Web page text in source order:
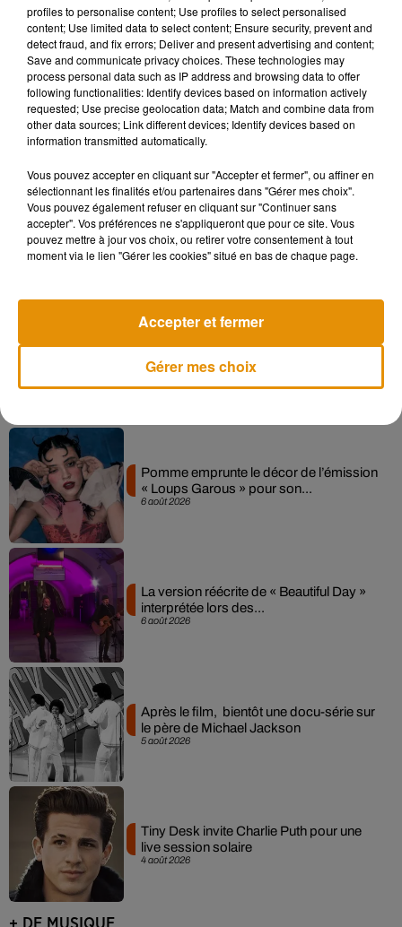
comment vas-tu ?’’(…)Il suggérait des rendez-vous, mais
comme par hasard, cela n’aboutissait jamais.À chaque fois
qu’il sentait que j’étais prêt à passer à autre chose, il trouvait
bizarrement le moyen de refaire surface :
un tag sur
unephotoInstagram, une invitation, un flirt par texto».
Musique
7 août 2026
Madonna sort enfin le remix de « Love
Sensation » avec Kylie Minogue
collaboration tant attendue
6 août 2026
Pomme emprunte le décor de l’émission
« Loups Garous » pour son...
6 août 2026
La version réécrite de « Beautiful Day »
interprétée lors des...
5 août 2026
Après le film, bientôt une docu-série sur
le père de Michael Jackson
4 août 2026
Tiny Desk invite Charlie Puth pour une
live session solaire
profiles to personalise content; Use profiles to select personalised
content; Use limited data to select content; Ensure security, prevent and
detect fraud, and fix errors; Deliver and present advertising and content;
Save and communicate privacy choices. These technologies may
process personal data such as IP address and browsing data to offer
following functionalities: Identify devices based on information actively
requested; Use precise geolocation data; Match and combine data from
other data sources; Link different devices; Identify devices based on
information transmitted automatically.
Vous pouvez accepter en cliquant sur "Accepter et fermer", ou affiner en
sélectionnant les finalités et/ou partenaires dans "Gérer mes choix".
Vous pouvez également refuser en cliquant sur "Continuer sans
accepter". Vos préférences ne s'appliqueront que pour ce site. Vous
pouvez mettre à jour vos choix, ou retirer votre consentement à tout
moment via le lien "Gérer les cookies" situé en bas de chaque page.
Gérer mes choix
Accepter et fermer